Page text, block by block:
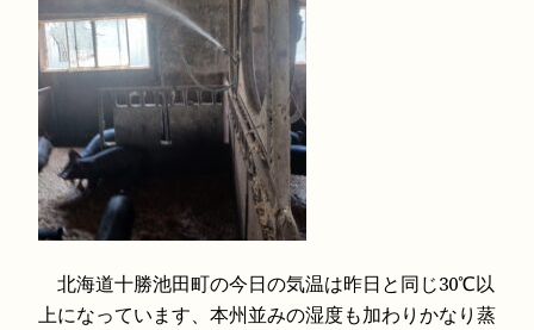
北海道十勝池田町の今日の気温は昨日と同じ30℃以
上になっています、本州並みの湿度も加わりかなり蒸